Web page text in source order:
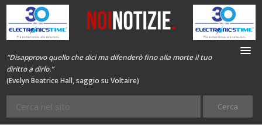
“Disapprovo quello che dici ma difenderò fino alla morte il tuo
diritto a dirlo.”
(Evelyn Beatrice Hall, saggio su Voltaire)